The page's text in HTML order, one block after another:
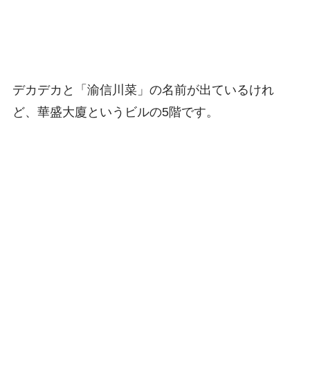
デカデカと「渝信川菜」の名前が出ているけれ
ど、華盛大廈というビルの5階です。